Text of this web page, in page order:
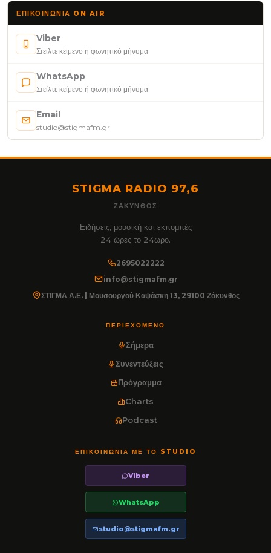
ΕΠΙΚΟΙΝΩΝΊΑ ON AIR
Viber
Στείλτε κείμενο ή φωνητικό μήνυμα
WhatsApp
Στείλτε κείμενο ή φωνητικό μήνυμα
Email
studio@stigmafm.gr
STIGMA RADIO 97,6
ΖΆΚΥΝΘΟΣ
Ειδήσεις, μουσική και εκπομπές
24 ώρες το 24ωρο.
2695022222
info@stigmafm.gr
ΣΤΙΓΜΑ Α.Ε. | Μουσουργού Καψάσκη 13, 29100 Ζάκυνθος
ΠΕΡΙΕΧΌΜΕΝΟ
Σήμερα
Συνεντεύξεις
Πρόγραμμα
Charts
Podcast
ΕΠΙΚΟΙΝΩΝΊΑ ΜΕ ΤΟ STUDIO
Viber
WhatsApp
studio@stigmafm.gr